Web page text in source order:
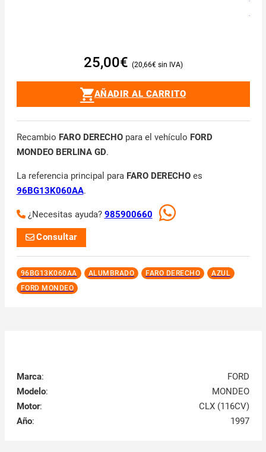
25,00€ 20,66€
AÑADIR AL CARRITO
Recambio FARO DERECHOpara el vehículo FORD
MONDEO BERLINA GD.
La referencia principal para FARO DERECHOes
96BG13K060AA.
¿Necesitas ayuda? 985900660
Consultar
96BG13K060AA ALUMBRADO FARO DERECHO
AZUL
FORD MONDEO
Marca:
FORD
Modelo:
MONDEO
Motor:
CLX (116CV)
Año: 1997